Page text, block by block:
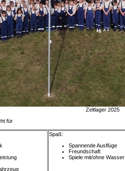
Zeltlager 2025
für
Spaß:
Spannende Ausflüge
Freundschaft
Spiele mit/ohne Wasser